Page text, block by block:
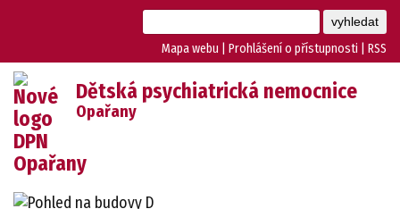
Mapa webu Prohlášení o přístupnosti RSS
Dětská psychiatrická nemocnice
Opařany